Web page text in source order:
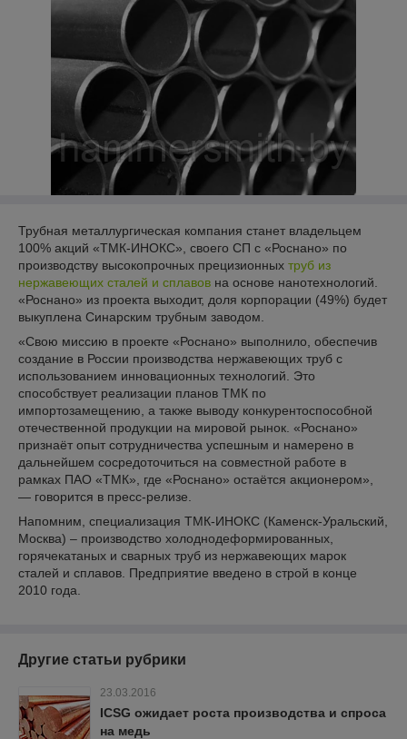
Трубная металлургическая компания станет владельцем
100% акций «ТМК-ИНОКС», своего СП с «Роснано» по
производству высокопрочных прецизионных труб из
нержавеющих сталей и сплавов на основе нанотехнологий.
«Роснано» из проекта выходит, доля корпорации (49%) будет
выкуплена Синарским трубным заводом.
«Свою миссию в проекте «Роснано» выполнило, обеспечив
создание в России производства нержавеющих труб с
использованием инновационных технологий. Это
способствует реализации планов ТМК по
импортозамещению, а также выводу конкурентоспособной
отечественной продукции на мировой рынок. «Роснано»
признаёт опыт сотрудничества успешным и намерено в
дальнейшем сосредоточиться на совместной работе в
рамках ПАО «ТМК», где «Роснано» остаётся акционером»,
― говорится в пресс-релизе.
Напомним, специализация ТМК-ИНОКС (Каменск-Уральский,
Москва) – производство холоднодеформированных,
горячекатаных и сварных труб из нержавеющих марок
сталей и сплавов. Предприятие введено в строй в конце
2010 года.
Другие статьи рубрики
23.03.2016
ICSG ожидает роста производства и спроса
на медь